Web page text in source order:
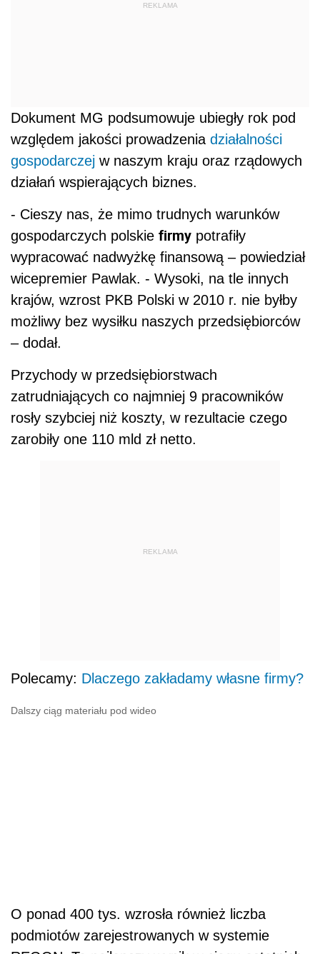
REKLAMA
Dokument MG podsumowuje ubiegły rok pod
względem jakości prowadzenia działalności
gospodarczej w naszym kraju oraz rządowych
działań wspierających biznes.
- Cieszy nas, że mimo trudnych warunków
gospodarczych polskie firmy potrafiły
wypracować nadwyżkę finansową – powiedział
wicepremier Pawlak. - Wysoki, na tle innych
krajów, wzrost PKB Polski w 2010 r. nie byłby
możliwy bez wysiłku naszych przedsiębiorców
– dodał.
Przychody w przedsiębiorstwach
zatrudniających co najmniej 9 pracowników
rosły szybciej niż koszty, w rezultacie czego
zarobiły one 110 mld zł netto.
REKLAMA
Polecamy: Dlaczego zakładamy własne firmy?
Dalszy ciąg materiału pod wideo
O ponad 400 tys. wzrosła również liczba
podmiotów zarejestrowanych w systemie